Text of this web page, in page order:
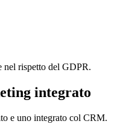
nel rispetto del GDPR.
integrato
e uno integrato col CRM.